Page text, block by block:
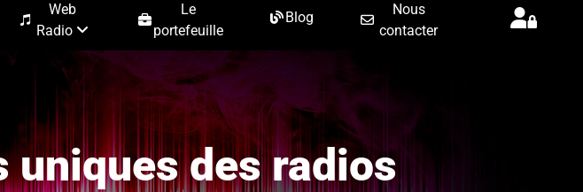
Web
Radio
Le
portefeuille
Blog
Nous
contacter
des radios